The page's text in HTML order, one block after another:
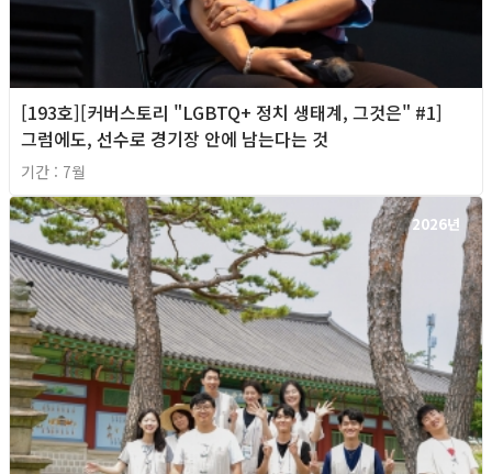
[193호][커버스토리 "LGBTQ+ 정치 생태계, 그것은" #1]
그럼에도, 선수로 경기장 안에 남는다는 것
기간 : 7월
2026년